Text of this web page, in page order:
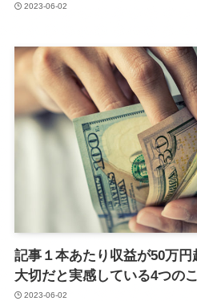
2023-06-02
記事１本あたり収益が50万
大切だと実感している4つのこ
2023-06-02